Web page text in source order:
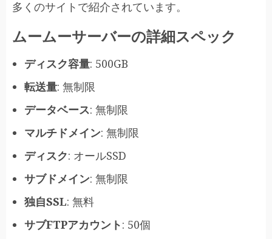
多くのサイトで紹介されています。
ムームーサーバーの詳細スペック
ディスク容量: 500GB
転送量: 無制限
データベース: 無制限
マルチドメイン: 無制限
ディスク: オールSSD
サブドメイン: 無制限
独自SSL: 無料
サブFTPアカウント: 50個